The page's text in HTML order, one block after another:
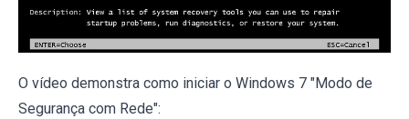
O vídeo demonstra como iniciar o Windows 7 "Modo de
Segurança com Rede":